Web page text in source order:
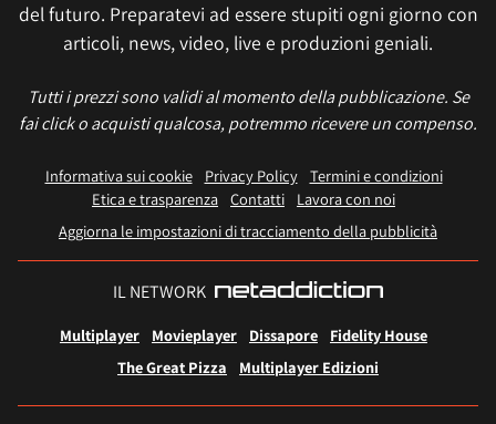
del futuro. Preparatevi ad essere stupiti ogni giorno con
articoli, news, video, live e produzioni geniali.
Tutti i prezzi sono validi al momento della pubblicazione. Se
fai click o acquisti qualcosa, potremmo ricevere un compenso.
Informativa sui cookie Privacy Policy
Termini e condizioni
Etica e trasparenza Contatti
Lavora con noi
Aggiorna le impostazioni di tracciamento della pubblicità
IL NETWORK
Multiplayer Movieplayer Dissapore
Fidelity House
The Great Pizza
Multiplayer Edizioni